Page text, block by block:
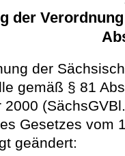
der
der
gemäß § 81
2000
Gesetzes vom
geändert: